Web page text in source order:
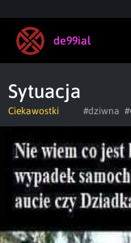
de99ial
Sytuacja
Ciekawostki #dziwna